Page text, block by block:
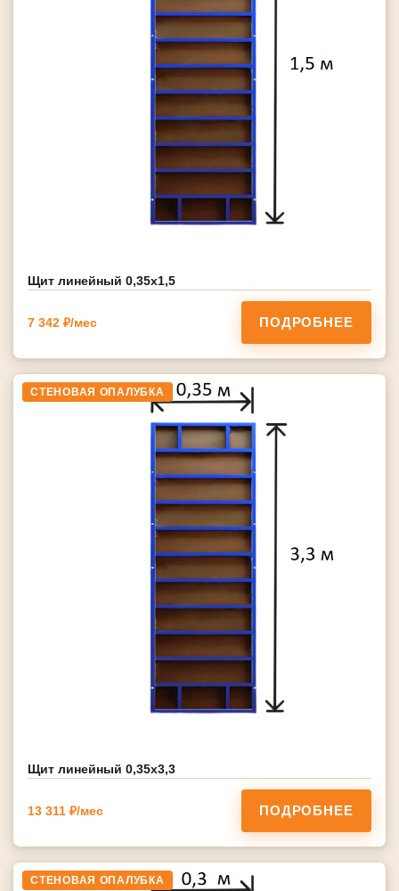
Щит линейный 0,35х1,5
7 342 ₽/мес ПОДРОБНЕЕ
СТЕНОВАЯ ОПАЛУБКА
Щит линейный 0,35х3,3
13 311 ₽/мес ПОДРОБНЕЕ
СТЕНОВАЯ ОПАЛУБКА